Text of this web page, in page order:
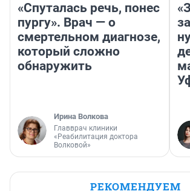
«Спуталась речь, понес
пургу». Врач — о
смертельном диагнозе,
который сложно
обнаружить
Ирина Волкова
Главврач клиники
«Реабилитация доктора
Волковой»
РЕКОМЕНДУЕМ